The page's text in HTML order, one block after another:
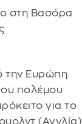
στη Βασόρα
την Ευρώπη
πολέμου
για το
(Αγγλία)